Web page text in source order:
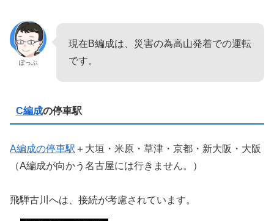
ぽっぷ
現在B編成は、災害の為高山発着での運転
です。
C編成の停車駅
A編成の停車駅 ＋大垣・米原・草津・京都・新大阪・大阪
（A編成が向かう名古屋には行きません。）
飛騨古川へは、接続が考慮されています。